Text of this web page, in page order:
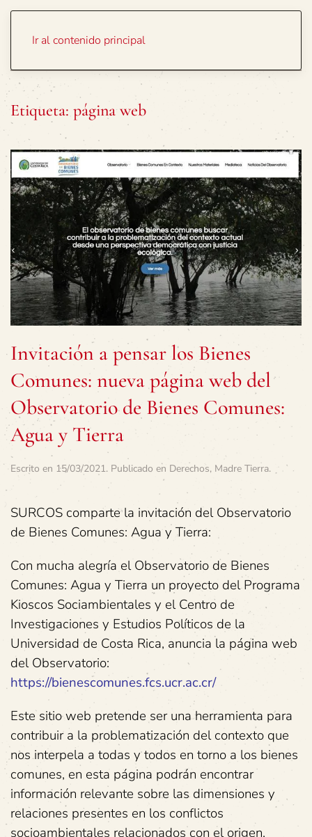
Ir al contenido principal
Etiqueta: página web
Invitación a pensar los Bienes
Comunes: nueva página web del
Observatorio de Bienes Comunes:
Agua y Tierra
Escrito en 15/03/2021. Publicado en Derechos, Madre Tierra.
SURCOS comparte la invitación del Observatorio
de Bienes Comunes: Agua y Tierra:
Con mucha alegría el Observatorio de Bienes
Comunes: Agua y Tierra un proyecto del Programa
Kioscos Sociambientales y el Centro de
Investigaciones y Estudios Políticos de la
Universidad de Costa Rica, anuncia la página web
del Observatorio:
https://bienescomunes.fcs.ucr.ac.cr/
Este sitio web pretende ser una herramienta para
contribuir a la problematización del contexto que
nos interpela a todas y todos en torno a los bienes
comunes, en esta página podrán encontrar
información relevante sobre las dimensiones y
relaciones presentes en los conflictos
socioambientales relacionados con el origen,